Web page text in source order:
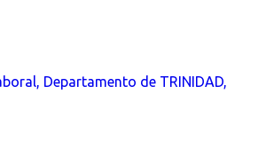
Departamento de TRINIDAD,